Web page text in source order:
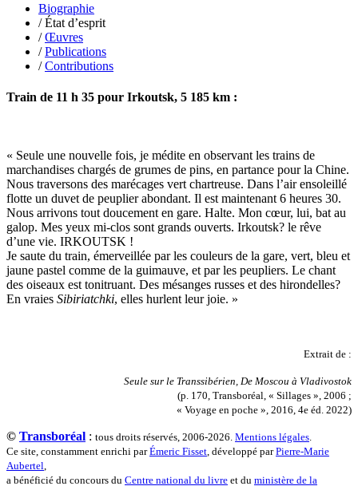
Lanouguère-Bruneau Virginie
Lantz François
Lautier-Gaud Jean
Le Maître Anne
Leblanc Léopoldine
Lebrun Alain
Lemonnier Philippe
Lobo Éric
Lodoidamba Chadraabalyn
Loireau Alexis
Loquet Denis
Lutz Philippe
Luzzatto-Béjanin Béatrice
Manoukian Patrick
Marcel Patrick
Marthaler Claude
Mathé Brian
Moullec Christian
Nicolas Philippe
Niveau Stéphane
Biographie
/ État d’esprit
/Œuvres
/Publications
/Contributions
Train de 11 h 35 pour Irkoutsk, 5 185 km :
« Seule une nouvelle fois, je médite en observant les trains de
marchandises chargés de grumes de pins, en partance pour la Chine.
Nous traversons des marécages vert chartreuse. Dans l’air ensoleillé
flotte un duvet de peuplier abondant. Il est maintenant 6 heures 30.
Nous arrivons tout doucement en gare. Halte. Mon cœur, lui, bat au
galop. Mes yeux mi-clos sont grands ouverts. Irkoutsk? le rêve
d’une vie. IRKOUTSK !
Je saute du train, émerveillée par les couleurs de la gare, vert, bleu et
jaune pastel comme de la guimauve, et par les peupliers. Le chant
des oiseaux est tonitruant. Des mésanges russes et des hirondelles?
En vraies Sibiriatchki, elles hurlent leur joie. »
Extrait de :
Seule sur le Transsibérien, De Moscou à Vladivostok
(p. 170, Transboréal, « Sillages », 2006 ;
« Voyage en poche », 2016, 4e éd. 2022)
© Transboréal : tous droits réservés, 2006-2026. Mentions légales.
Ce site, constamment enrichi parÉmeric Fisset, développé parPierre-Marie
Aubertel,
a bénéficié du concours du Centre national du livre et du ministère de la